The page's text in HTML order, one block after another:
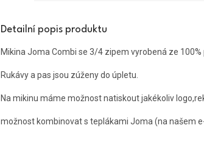
Detailní popis produktu
Mikina Joma Combi se 3/4 zipem vyrobená ze
Rukávy a pas jsou zúženy do úpletu.
Na mikinu máme možnost natiskout jakékoliv
možnost kombinovat s teplákami Joma (na našem